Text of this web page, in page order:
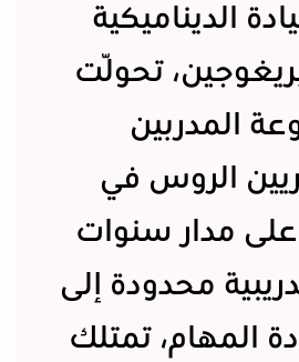
الديناميكية
تحوّلت
المدربين
الروس في
مدار سنوات
محدودة إلى
المهام، تمتلك